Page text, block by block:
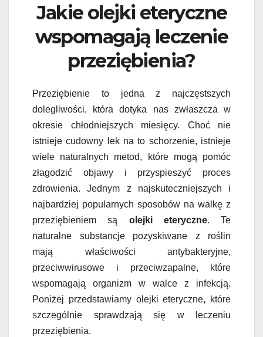
Jakie olejki eteryczne
wspomagają leczenie
przeziębienia?
Przeziębienie to jedna z najczęstszych
dolegliwości, która dotyka nas zwłaszcza w
okresie chłodniejszych miesięcy. Choć nie
istnieje cudowny lek na to schorzenie, istnieje
wiele naturalnych metod, które mogą pomóc
złagodzić objawy i przyspieszyć proces
zdrowienia. Jednym z najskuteczniejszych i
najbardziej popularnych sposobów na walkę z
przeziębieniem są olejki eteryczne. Te
naturalne substancje pozyskiwane z roślin
mają właściwości antybakteryjne,
przeciwwirusowe i przeciwzapalne, które
wspomagają organizm w walce z infekcją.
Poniżej przedstawiamy olejki eteryczne, które
szczególnie sprawdzają się w leczeniu
przeziębienia.